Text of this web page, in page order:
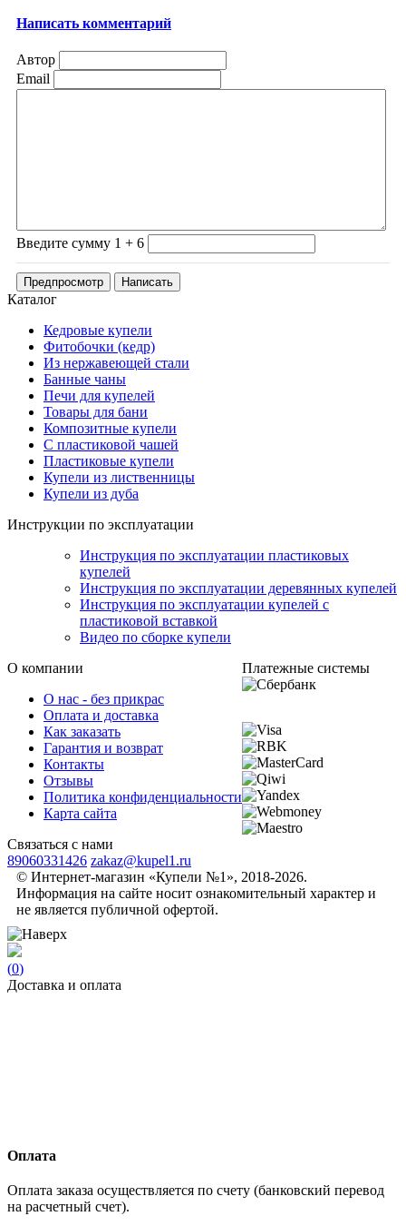
Написать комментарий
Автор
Email
Введите сумму 1 + 6
Каталог
Кедровые купели
Фитобочки (кедр)
Из нержавеющей стали
Банные чаны
Печи для купелей
Товары для бани
Композитные купели
С пластиковой чашей
Пластиковые купели
Купели из лиственницы
Купели из дуба
Инструкции по эксплуатации
Инструкция по эксплуатации пластиковых
купелей
Инструкция по эксплуатации деревянных купелей
Инструкция по эксплуатации купелей с
пластиковой вставкой
Видео по сборке купели
О компании
О нас - без прикрас
Оплата и доставка
Как заказать
Гарантия и возврат
Контакты
Отзывы
Политика конфиденциальности
Карта сайта
Платежные системы
Связаться с нами
89060331426 zakaz@kupel1.ru
© Интернет-магазин «Купели №1», 2018-2026.
Информация на сайте носит ознакомительный характер и
не является публичной офертой.
(0)
Доставка и оплата
Оплата
Оплата заказа осуществляется по счету (банковский перевод
на расчетный счет).